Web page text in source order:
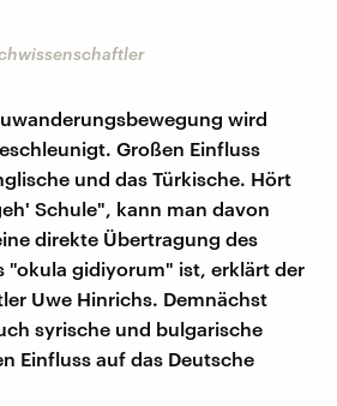
wird
Großen Einfluss
und das Türkische. Hört
Schule", kann man davon
direkte Übertragung des
"okula gidiyorum" ist, erklärt der
Uwe Hinrichs. Demnächst
syrische und bulgarische
Einfluss auf das Deutsche